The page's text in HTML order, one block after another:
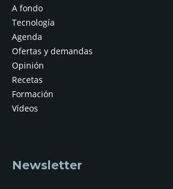
A fondo
Tecnología
Agenda
Ofertas y demandas
Opinión
Recetas
Formación
Vídeos
Newsletter